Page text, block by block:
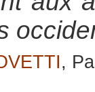
,